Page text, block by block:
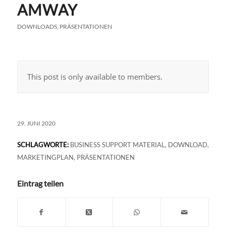
AMWAY
DOWNLOADS, PRÄSENTATIONEN
This post is only available to members.
29. JUNI 2020
SCHLAGWORTE: BUSINESS SUPPORT MATERIAL , DOWNLOAD,
MARKETINGPLAN, PRÄSENTATIONEN
Eintrag teilen